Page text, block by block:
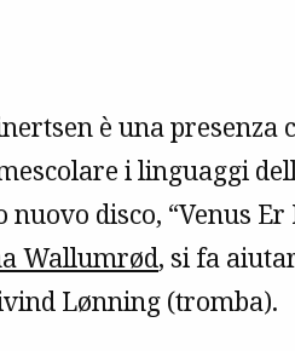
è una
i linguaggi
disco, “Venus
Wallumrød, si fa
Lønning (tromba).